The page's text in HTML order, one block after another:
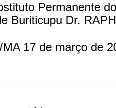
Permanente
Buriticupu Dr.
MA 17 de março de